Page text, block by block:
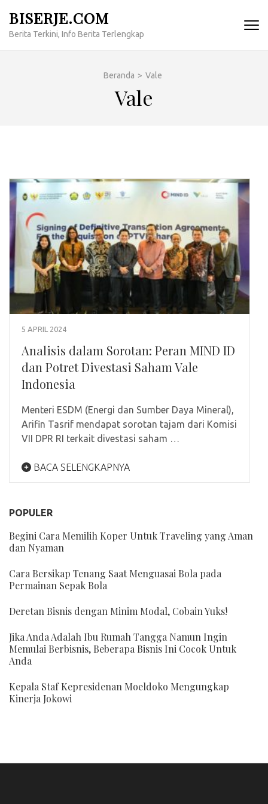
konten
BISERJE.COM
Berita Terkini, Info Berita Terlengkap
Beranda > Vale
Vale
5 APRIL 2024
Analisis dalam Sorotan: Peran MIND ID
dan Potret Divestasi Saham Vale
Indonesia
Menteri ESDM (Energi dan Sumber Daya Mineral),
Arifin Tasrif mendapat sorotan tajam dari Komisi
VII DPR RI terkait divestasi saham …
BACA SELENGKAPNYA
POPULER
Begini Cara Memilih Koper Untuk Traveling yang Aman
dan Nyaman
Cara Bersikap Tenang Saat Menguasai Bola pada
Permainan Sepak Bola
Deretan Bisnis dengan Minim Modal, Cobain Yuks!
Jika Anda Adalah Ibu Rumah Tangga Namun Ingin
Memulai Berbisnis, Beberapa Bisnis Ini Cocok Untuk
Anda
Kepala Staf Kepresidenan Moeldoko Mengungkap
Kinerja Jokowi